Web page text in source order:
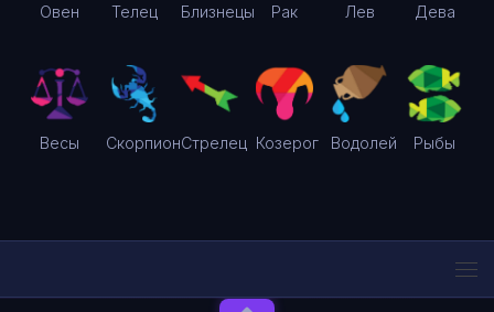
Овен Телец Близнецы Рак Лев Дева
Весы СкорпионСтрелец Козерог Водолей Рыбы